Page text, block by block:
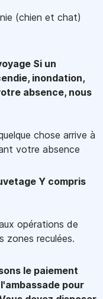
(chien et chat)
Si un
inondation,
absence, nous
chose arrive à
votre absence
Y compris
opérations de
zones reculées.
le paiement
pour